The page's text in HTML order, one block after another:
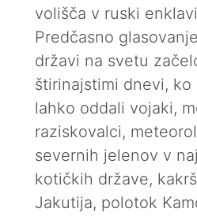
volišča v ruski
Predčasno
državi na svetu
štirinajstimi dnevi, ko
lahko oddali vojaki,
raziskovalci,
severnih jelenov v
kotičkih države,
Jakutija, polotok